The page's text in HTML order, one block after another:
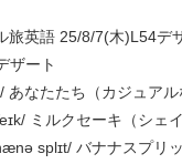
旅英語 25/8/7(木)L54デ
ザート
あなたたち（カジュアル
ミルクセーキ（シェイ
splɪt/ バナナスプリ